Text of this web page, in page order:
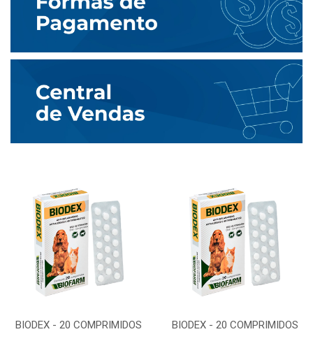
BIODEX - 20 COMPRIMIDOS BIODEX - 20 COMPRIMIDOS